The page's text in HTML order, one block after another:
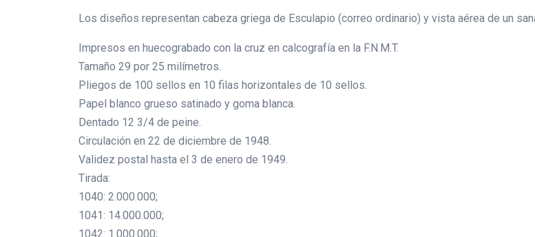
Los diseños representan cabeza griega de Esculapio (correo ordinario) y vista aérea de un
Impresos en huecograbado con la cruz en calcografía en la F.N.M.T.
Tamaño 29 por 25 milímetros.
Pliegos de 100 sellos en 10 filas horizontales de 10 sellos.
Papel blanco grueso satinado y goma blanca.
Dentado 12 3/4 de peine.
Circulación en 22 de diciembre de 1948.
Validez postal hasta el 3 de enero de 1949.
Tirada:
1040: 2.000.000;
1041: 14.000.000;
1042: 1.000.000;